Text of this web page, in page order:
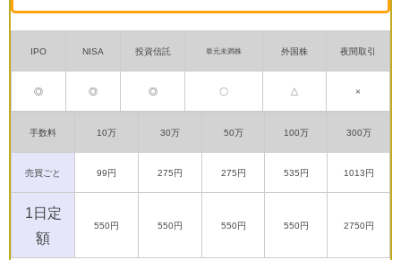
IPO NISA 投資信託 単元未満株 外国株 夜間取引
◎ ◎ ◎ 〇 △ ×
手数料 10万 30万 50万 100万 300万
売買ごと 99円 275円 275円 535円 1013円
1日定
額
550円 550円 550円 550円 2750円